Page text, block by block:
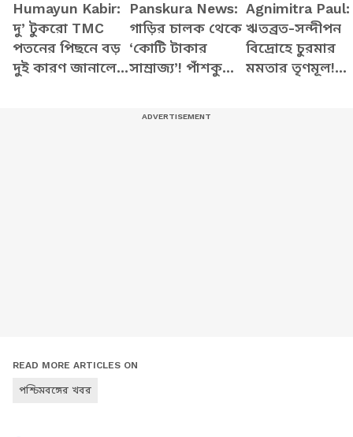
Humayun Kabir:
দু’ টুকরো TMC
পতনের পিছনে বড়
দুই কারণ জানালেন
Panskura News:
গাড়ির চালক থেকে
‘কোটি টাকার
সাম্রাজ্য’! পাঁশকুড়ার
Agnimitra Paul:
ঋতব্রত-সন্দীপন
বিদ্রোহে চুরমার
মমতার তৃণমূল!
READ MORE ARTICLES ON
পশ্চিমবঙ্গের খবর